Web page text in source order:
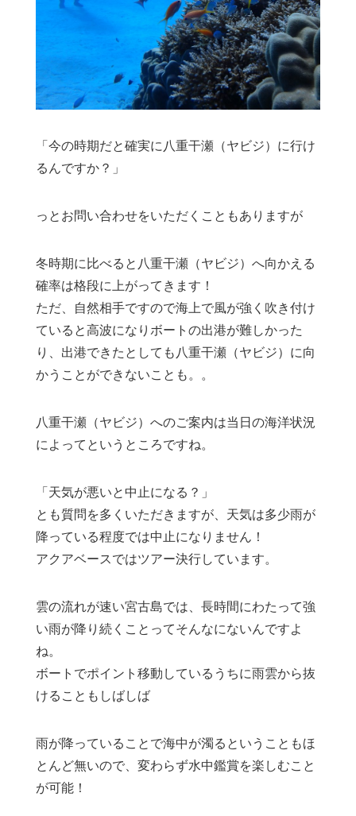
「今の時期だと確実に八重干瀬（ヤビジ）に行け
るんですか？」
っとお問い合わせをいただくこともありますが
冬時期に比べると八重干瀬（ヤビジ）へ向かえる
確率は格段に上がってきます！
ただ、自然相手ですので海上で風が強く吹き付け
ていると高波になりボートの出港が難しかった
り、出港できたとしても八重干瀬（ヤビジ）に向
かうことができないことも。。
八重干瀬（ヤビジ）へのご案内は当日の海洋状況
によってというところですね。
「天気が悪いと中止になる？」
とも質問を多くいただきますが、天気は多少雨が
降っている程度では中止になりません！
アクアベースではツアー決行しています。
雲の流れが速い宮古島では、長時間にわたって強
い雨が降り続くことってそんなにないんですよ
ね。
ボートでポイント移動しているうちに雨雲から抜
けることもしばしば
雨が降っていることで海中が濁るということもほ
とんど無いので、変わらず水中鑑賞を楽しむこと
が可能！